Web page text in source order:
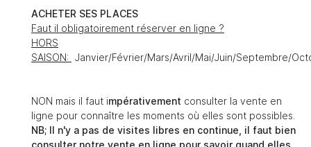
ACHETER SES PLACES
Faut il obligatoirement réserver en ligne ?
HORS
SAISON: Janvier/Février/Mars/Avril/Mai/Juin/Septembre/
NON mais il faut impérativement consulter la vente en
ligne pour connaître les moments où elles sont possibles.
NB; Il n'y a pas de visites libres en continue, il faut bien
consulter notre vente en ligne pour savoir quand elles